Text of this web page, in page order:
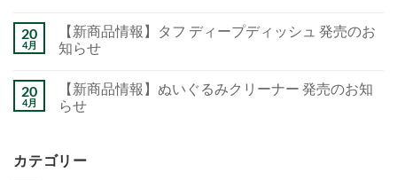
20
4月
【新商品情報】タフ ディープディッシュ 発売のお
知らせ
20
4月
【新商品情報】ぬいぐるみクリーナー 発売のお知
らせ
カテゴリー